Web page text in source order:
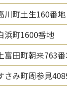
川町土生160番地
浜町1600番地
田町朝来763番地
み町周参見4089